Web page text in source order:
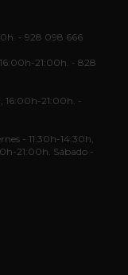
- 928 098 666
21:00h. - 828
16:00h-21:00h. -
- 11:30h-14:30h,
21:00h. Sábado -